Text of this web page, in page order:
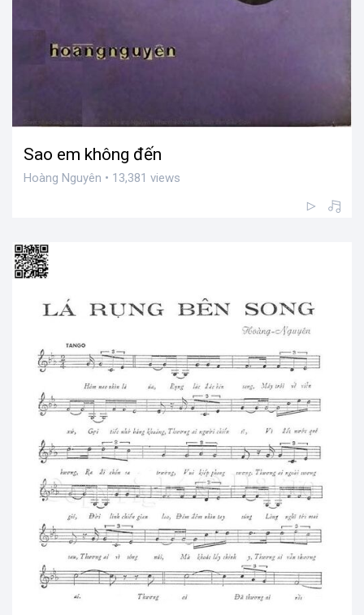
Sao em không đến
Hoàng Nguyên • 13,381 views